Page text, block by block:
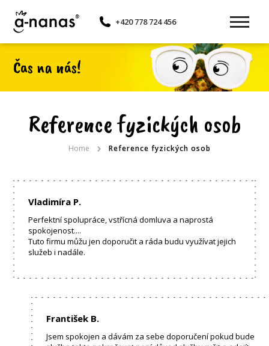
+420 778 724 456
Čas na nás!
Reference fyzických osob
Home Reference fyzických osob
Vladimíra P.
Perfektní spolupráce, vstřícná domluva a naprostá
spokojenost....
Tuto firmu můžu jen doporučit a ráda budu využívat jejich
služeb i nadále.
František B.
Jsem spokojen a dávám za sebe doporučení pokud bude